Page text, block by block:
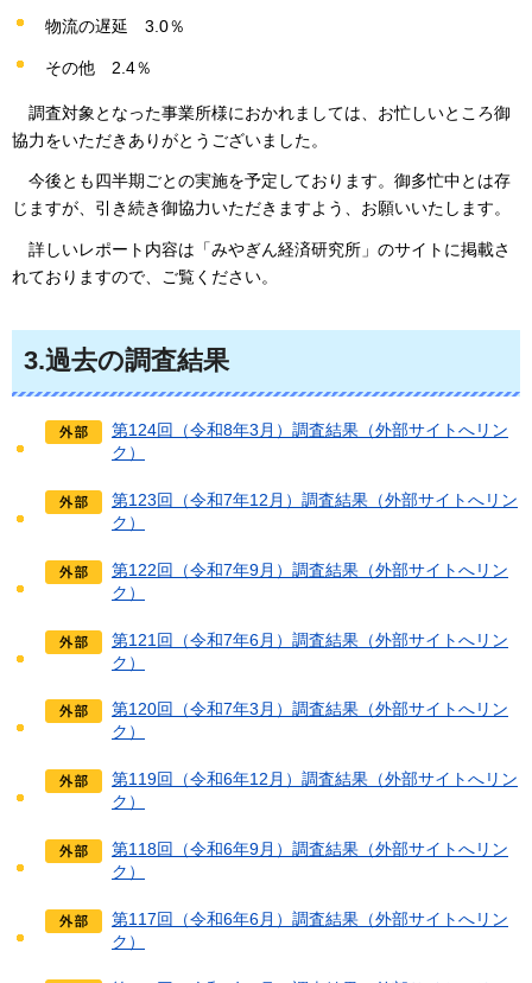
物流の遅延 3.0％
その他 2.4％
調査対象となった事業所様におかれましては、お忙しいところ御
協力をいただきありがとうございました。
今後とも四半期ごとの実施を予定しております。御多忙中とは存
じますが、引き続き御協力いただきますよう、お願いいたします。
詳しいレポート内容は 「みやぎん経済研究所」のサイトに掲載さ
れておりますので、ご覧ください。
3.過去の調査結果
第124回（令和8年3月）調査結果（外部サイトへリン
ク）
第123回（令和7年12月）調査結果（外部サイトへリン
ク）
第122回（令和7年9月）調査結果（外部サイトへリン
ク）
第121回（令和7年6月）調査結果（外部サイトへリン
ク）
第120回（令和7年3月）調査結果（外部サイトへリン
ク）
第119回（令和6年12月）調査結果（外部サイトへリン
ク）
第118回（令和6年9月）調査結果（外部サイトへリン
ク）
第117回（令和6年6月）調査結果（外部サイトへリン
ク）